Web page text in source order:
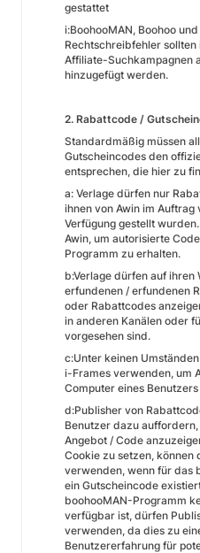
gestattet
i:BoohooMAN, Boohoo
Rechtschreibfehler
Affiliate-Suchkampagnen
hinzugefügt werden.
2. Rabattcode /
Standardmäßig müssen
Gutscheincodes den
entsprechen, die hier zu
a: Verlage dürfen nur
ihnen von Awin im Auftrag
Verfügung gestellt
Awin, um autorisierte
Programm zu erhalten.
b:Verlage dürfen auf ihren
erfundenen / erfundenen
oder Rabattcodes
in anderen Kanälen oder
vorgesehen sind.
c:Unter keinen
i-Frames verwenden, um
Computer eines
d:Publisher von
Benutzer dazu
Angebot / Code
Cookie zu setzen, können
verwenden, wenn für das
ein Gutscheincode
boohooMAN-Programm
verfügbar ist, dürfen
verwenden, da dies zu
Benutzererfahrung für